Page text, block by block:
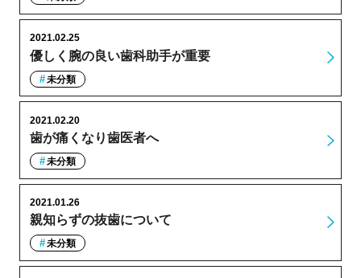
優しく腕の良い歯科助手が重要
2021.02.25
未分類
歯が痛くなり歯医者へ
2021.02.20
未分類
親知らずの抜歯について
2021.01.26
未分類